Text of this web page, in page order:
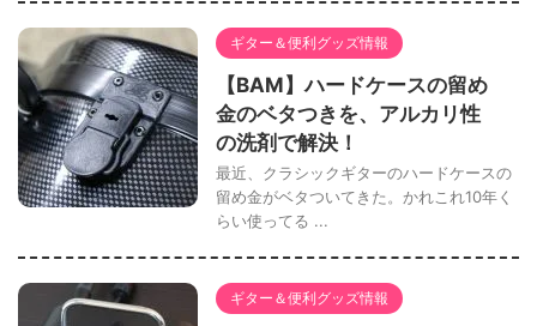
ギター＆便利グッズ情報
【BAM】ハードケースの留め
金のベタつきを、アルカリ性
の洗剤で解決！
最近、クラシックギターのハードケースの
留め金がベタついてきた。かれこれ10年く
らい使ってる ...
ギター＆便利グッズ情報